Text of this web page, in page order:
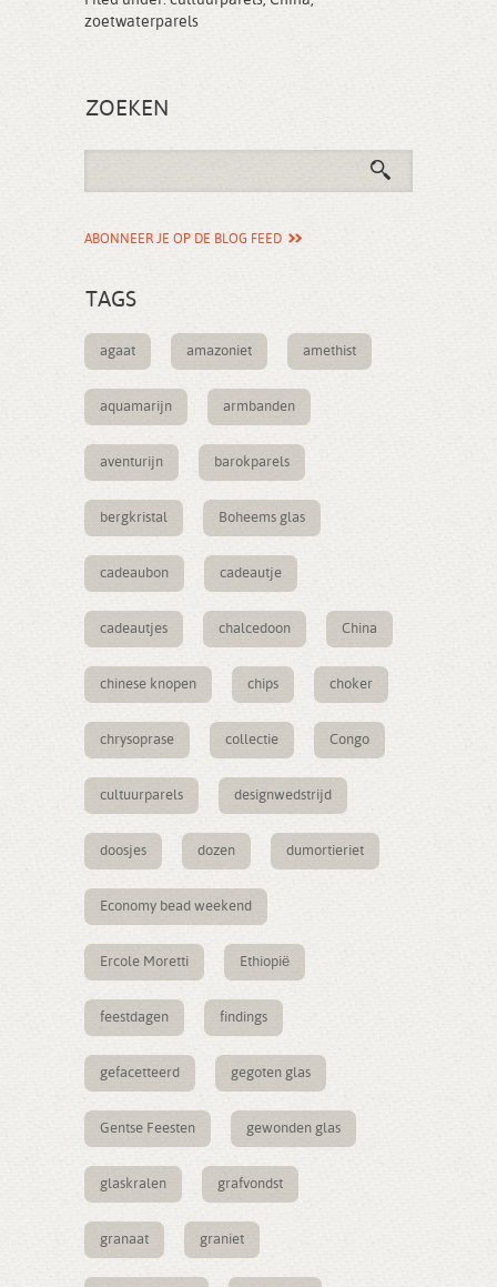
zoetwaterparels
ZOEKEN
ABONNEER JE OP DE BLOG FEED
TAGS
agaat amazoniet amethist
aquamarijn armbanden
aventurijn barokparels
bergkristal Boheems glas
cadeaubon cadeautje
cadeautjes chalcedoon China
chinese knopen chips choker
chrysoprase collectie Congo
cultuurparels designwedstrijd
doosjes dozen dumortieriet
Economy bead weekend
Ercole Moretti Ethiopië
feestdagen findings
gefacetteerd gegoten glas
Gentse Feesten gewonden glas
glaskralen grafvondst
granaat graniet